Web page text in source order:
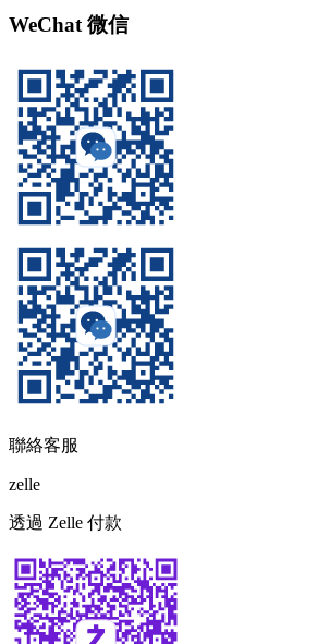
WeChat 微信
聯絡客服
zelle
透過 Zelle 付款